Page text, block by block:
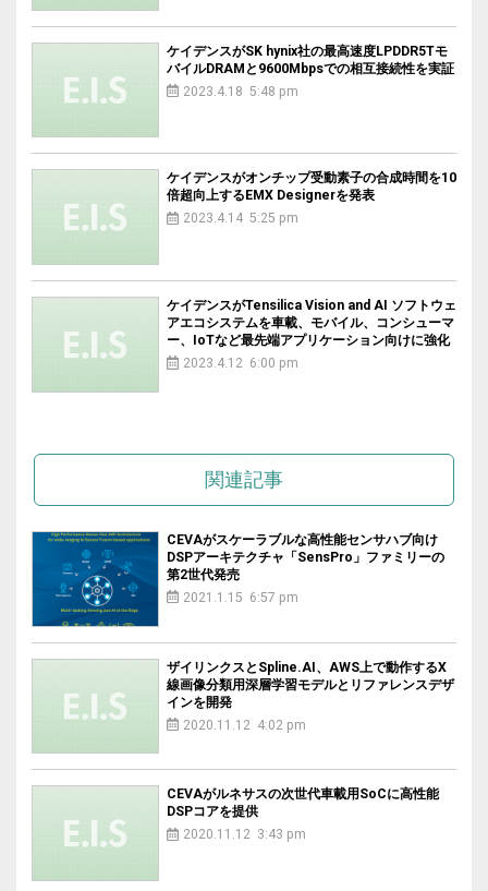
ケイデンスがSK hynix社の最高速度LPDDR5Tモ
バイルDRAMと9600Mbpsでの相互接続性を実証
2023.4.18 5:48 pm
ケイデンスがオンチップ受動素子の合成時間を10
倍超向上するEMX Designerを発表
2023.4.14 5:25 pm
ケイデンスがTensilica Vision and AI ソフトウェ
アエコシステムを車載、モバイル、コンシューマ
ー、IoTなど最先端アプリケーション向けに強化
2023.4.12 6:00 pm
関連記事
CEVAがスケーラブルな高性能センサハブ向け
DSPアーキテクチャ「SensPro」ファミリーの
第2世代発売
2021.1.15 6:57 pm
ザイリンクスとSpline.AI、AWS上で動作するX
線画像分類用深層学習モデルとリファレンスデザ
インを開発
2020.11.12 4:02 pm
CEVAがルネサスの次世代車載用SoCに高性能
DSPコアを提供
2020.11.12 3:43 pm